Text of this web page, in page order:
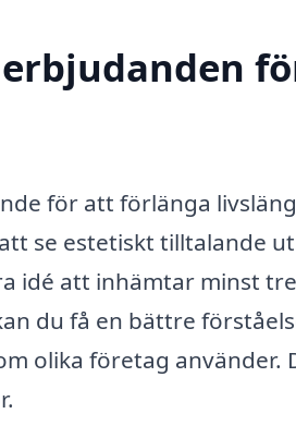
för att förlänga
se estetiskt tilltalande
idé att inhämtar minst
du få en bättre
olika företag använder.